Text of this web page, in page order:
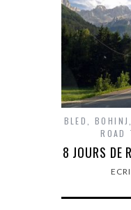
BLED ,BOHINJ
ROAD
8 JOURS DE